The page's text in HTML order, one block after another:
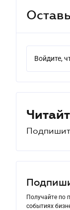
Войдите,
Получайте по
событиях